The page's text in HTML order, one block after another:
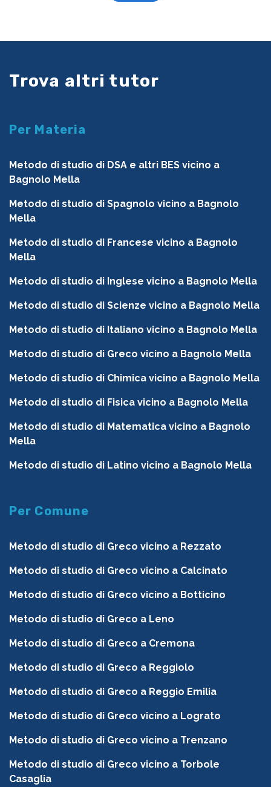
Trova altri tutor
Per Materia
Metodo di studio di DSA e altri BES vicino a
Bagnolo Mella
Metodo di studio di Spagnolo vicino a Bagnolo
Mella
Metodo di studio di Francese vicino a Bagnolo
Mella
Metodo di studio di Inglese vicino a Bagnolo Mella
Metodo di studio di Scienze vicino a Bagnolo Mella
Metodo di studio di Italiano vicino a Bagnolo Mella
Metodo di studio di Greco vicino a Bagnolo Mella
Metodo di studio di Chimica vicino a Bagnolo Mella
Metodo di studio di Fisica vicino a Bagnolo Mella
Metodo di studio di Matematica vicino a Bagnolo
Mella
Metodo di studio di Latino vicino a Bagnolo Mella
Per Comune
Metodo di studio di Greco vicino a Rezzato
Metodo di studio di Greco vicino a Calcinato
Metodo di studio di Greco vicino a Botticino
Metodo di studio di Greco a Leno
Metodo di studio di Greco a Cremona
Metodo di studio di Greco a Reggiolo
Metodo di studio di Greco a Reggio Emilia
Metodo di studio di Greco vicino a Lograto
Metodo di studio di Greco vicino a Trenzano
Metodo di studio di Greco vicino a Torbole
Casaglia